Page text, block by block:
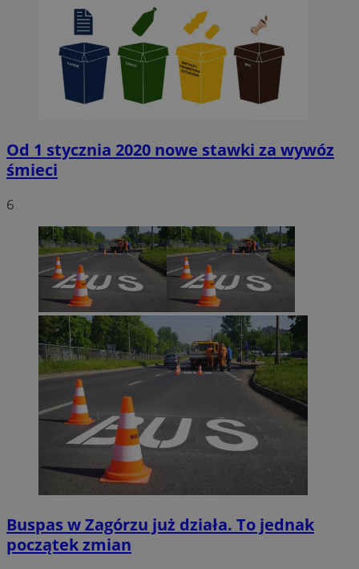
Od 1 stycznia 2020 nowe stawki za wywóz
śmieci
6
Buspas w Zagórzu już działa. To jednak
początek zmian